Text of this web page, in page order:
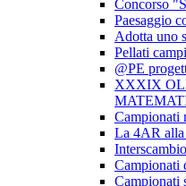
Concorso
Paesaggio
Adotta uno
Pellati
@PE
XXXIX
Campionati
La 4AR alla
Campionati
Campionati